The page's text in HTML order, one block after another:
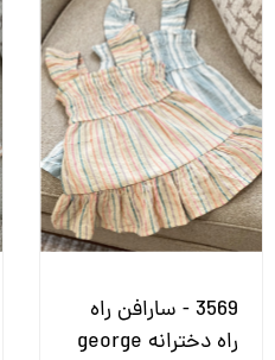
3569 - سارافن راه
راه دخترانه george